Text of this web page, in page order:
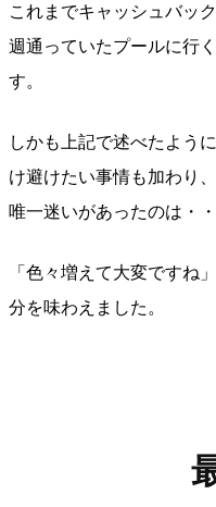
これまでキャッシュバッ
週通っていたプールに行
す。
しかも上記で述べたよう
け避けたい事情も加わり
唯一迷いがあったのは・
「色々増えて大変ですね
分を味わえました。